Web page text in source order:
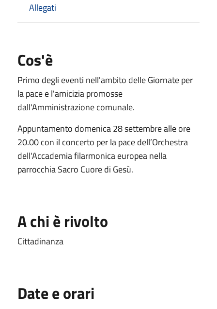
Allegati
Cos'è
Primo degli eventi nell'ambito delle Giornate per
la pace e l'amicizia promosse
dall'Amministrazione comunale.
Appuntamento domenica 28 settembre alle ore
20.00 con il concerto per la pace dell’Orchestra
dell'Accademia filarmonica europea nella
parrocchia Sacro Cuore di Gesù.
A chi è rivolto
Cittadinanza
Date e orari